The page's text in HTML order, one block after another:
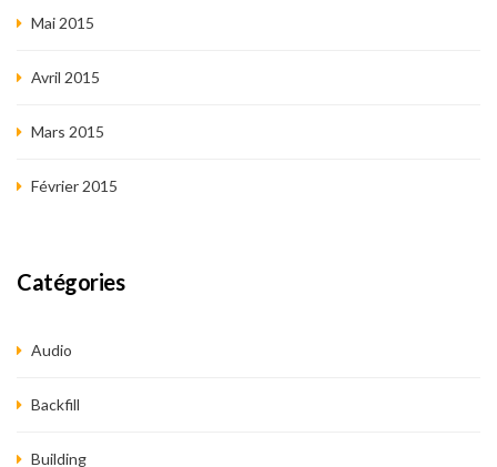
Mai 2015
Avril 2015
Mars 2015
Février 2015
Catégories
Audio
Backfill
Building